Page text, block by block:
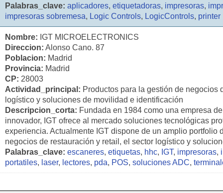
Palabras_clave: aplicadores, etiquetadoras, impresoras,
impresoras sobremesa, Logic Controls, LogicControls, printer
Nombre: IGT MICROELECTRONICS
Direccion: Alonso Cano. 87
Poblacion: Madrid
Provincia: Madrid
CP: 28003
Actividad_principal: Productos para la gestión de negocios
logístico y soluciones de movilidad e identificación
Descripcion_corta: Fundada en 1984 como una empresa
innovador, IGT ofrece al mercado soluciones tecnológicas
experiencia. Actualmente IGT dispone de un amplio portfolio
negocios de restauración y retail, el sector logístico y
Palabras_clave: escaneres, etiquetas, hhc, IGT, impresoras,
portatiles, laser, lectores, pda, POS, soluciones ADC,